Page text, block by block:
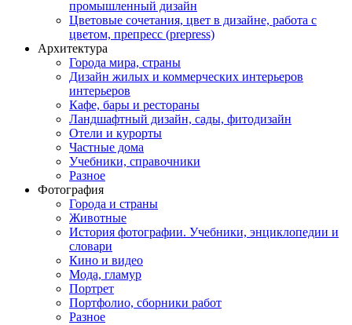
промышленный дизайн
Цветовые сочетания, цвет в дизайне, работа с
цветом, препресс (prepress)
Архитектура
Города мира, страны
Дизайн жилых и коммерческих интерьеров
интерьеров
Кафе, бары и рестораны
Ландшафтный дизайн, сады, фитодизайн
Отели и курорты
Частные дома
Учебники, справочники
Разное
Фотография
Города и страны
Животные
История фотографии. Учебники, энциклопедии и
словари
Кино и видео
Мода, гламур
Портрет
Портфолио, сборники работ
Разное